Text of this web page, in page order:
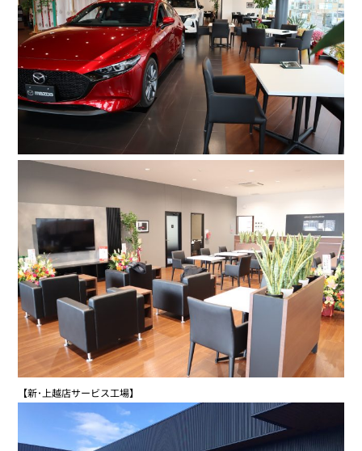
【新･上越店サービス工場】